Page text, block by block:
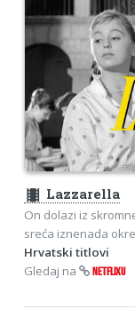
theaters Lazzarella
On dolazi iz
sreća iznenada
Hrvatski titlovi
Gledaj na
NETFLIXU